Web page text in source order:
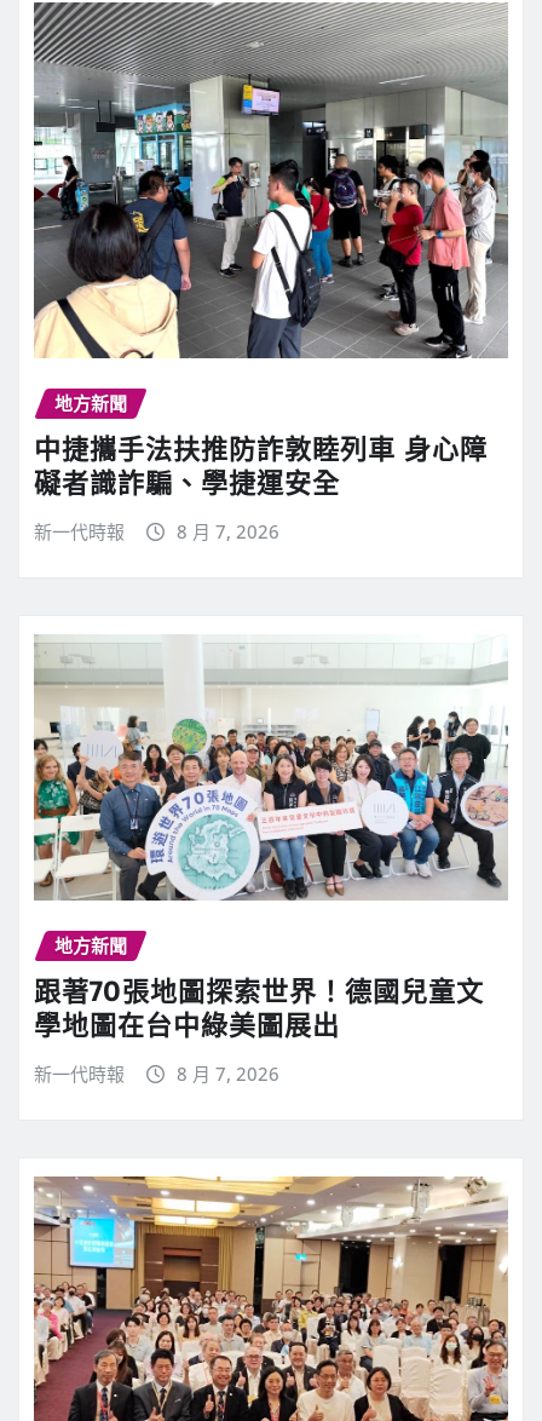
地方新聞
中捷攜手法扶推防詐敦睦列車 身心障
礙者識詐騙、學捷運安全
新一代時報 8 月 7, 2026
地方新聞
跟著70張地圖探索世界！德國兒童文
學地圖在台中綠美圖展出
新一代時報 8 月 7, 2026